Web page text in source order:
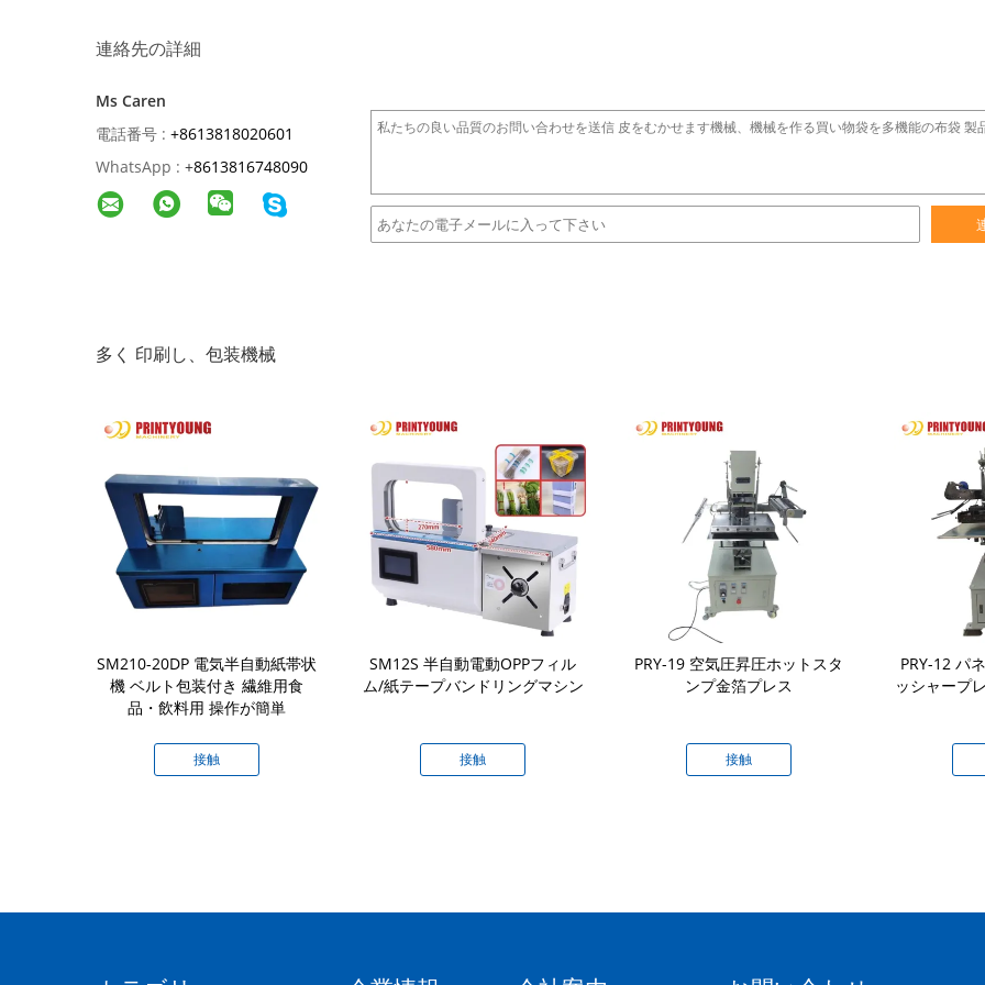
連絡先の詳細
Ms Caren
電話番号 : +8613818020601
WhatsApp : +8613816748090
多く 印刷し、包装機械
SM210-20DP 電気半自動紙帯状
機 ベルト包装付き 繊維用食
品・飲料用 操作が簡単
接触
SM12S 半自動電動OPPフィル
ム/紙テープバンドリングマシン
接触
PRY-19 空気圧昇圧ホットスタ
ンプ金箔プレス
接触
PRY-12 パ
ッシャープ